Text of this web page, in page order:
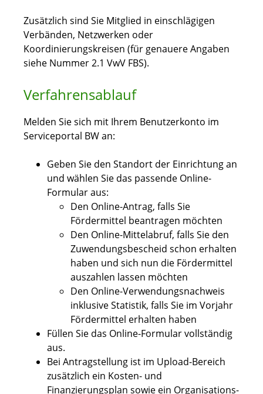
Zusätzlich sind Sie Mitglied in einschlägigen
Verbänden, Netzwerken oder
Koordinierungskreisen (für genauere Angaben
siehe Nummer 2.1 VwV FBS).
Verfahrensablauf
Melden Sie sich mit Ihrem Benutzerkonto im
Serviceportal BW an:
Geben Sie den Standort der Einrichtung an
und wählen Sie das passende Online-
Formular aus:
Den Online-Antrag, falls Sie
Fördermittel beantragen möchten
Den Online-Mittelabruf, falls Sie den
Zuwendungsbescheid schon erhalten
haben und sich nun die Fördermittel
auszahlen lassen möchten
Den Online-Verwendungsnachweis
inklusive Statistik, falls Sie im Vorjahr
Fördermittel erhalten haben
Füllen Sie das Online-Formular vollständig
aus.
Bei Antragstellung ist im Upload-Bereich
zusätzlich ein Kosten- und
Finanzierungsplan sowie ein Organisations-